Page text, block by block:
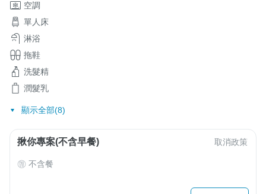
空調
單人床
淋浴
拖鞋
洗髮精
潤髮乳
顯示全部(8)
揪你專案(不含早餐) 取消政策
不含餐